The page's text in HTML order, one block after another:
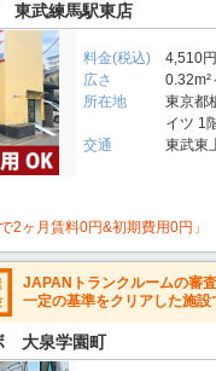
東武練馬駅東店
料金(税込)
4,510
広さ
0.32m²
所在地
東京都
イツ 1
交通
東武東
2ヶ月賃料0円&初期費用0円」
JAPANトランクルームの審査
一定の基準をクリアした施設
大泉学園町